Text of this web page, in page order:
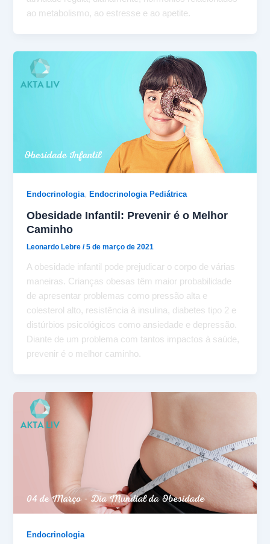
ao metabolismo, ao estresse e ao apetite.
Endocrinologia,Endocrinologia Pediátrica
Obesidade Infantil: Prevenir é o Melhor
Caminho
Leonardo Lebre/5 de março de 2021
A obesidade infantil pode prejudicar o corpo de várias
maneiras. Crianças obesas têm maior probabilidade
de apresentar problemas como pressão alta e
colesterol alto, resistência à insulina, diabetes tipo 2 e
distúrbios psicológicos como ansiedade e depressão.
Diante de um problema com tantos impactos à saúde,
prevenir é o melhor caminho.
Endocrinologia